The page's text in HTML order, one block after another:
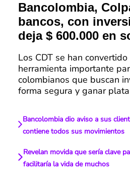
Bancolombia,
bancos, con
deja $ 600.000 en
Los CDT se han convertido
herramienta importante
colombianos que buscan
forma segura y ganar
Bancolombia dio aviso a sus
contiene todos sus movimientos
Revelan movida que sería clave
facilitaría la vida de muchos